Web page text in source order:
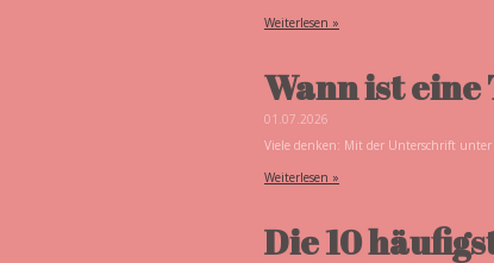
Weiterlesen »
Wann ist
01.07.2026
Viele denken: Mit der Unterschrift unter
Weiterlesen »
Die 10